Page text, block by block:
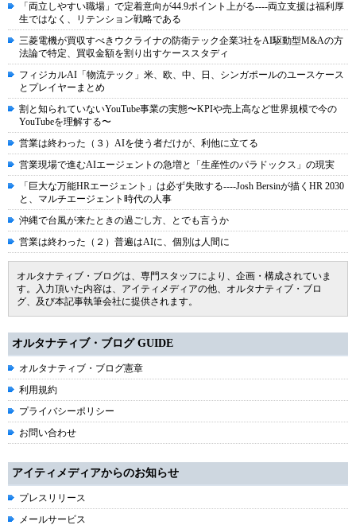
「両立しやすい職場」で定着意向が44.9ポイント上がる----両立支援は福利厚
生ではなく、リテンション戦略である
三菱電機が買収すべきウクライナの防衛テック企業3社をAI駆動型M&Aの方
法論で特定、買収金額を割り出すケーススタディ
フィジカルAI「物流テック」米、欧、中、日、シンガポールのユースケース
とプレイヤーまとめ
割と知られていないYouTube事業の実態〜KPIや売上高など世界規模で今の
YouTubeを理解する〜
営業は終わった（３）AIを使う者だけが、利他に立てる
営業現場で進むAIエージェントの急増と「生産性のパラドックス」の現実
「巨大な万能HRエージェント」は必ず失敗する----Josh Bersinが描くHR 2030
と、マルチエージェント時代の人事
沖縄で台風が来たときの過ごし方、とでも言うか
営業は終わった（２）普遍はAIに、個別は人間に
オルタナティブ・ブログは、専門スタッフにより、企画・構成されていま
す。入力頂いた内容は、アイティメディアの他、オルタナティブ・ブロ
グ、及び本記事執筆会社に提供されます。
オルタナティブ・ブログ GUIDE
オルタナティブ・ブログ憲章
利用規約
プライバシーポリシー
お問い合わせ
アイティメディアからのお知らせ
プレスリリース
メールサービス